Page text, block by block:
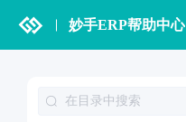
妙手ERP帮助中心